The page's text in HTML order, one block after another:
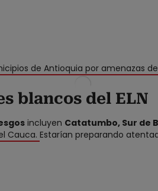
de Antioquia por amenazas
blancos del ELN
incluyen Catatumbo, Sur de
Cauca. Estarían preparando